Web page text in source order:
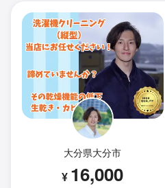
大分県大分市
¥ 16,000